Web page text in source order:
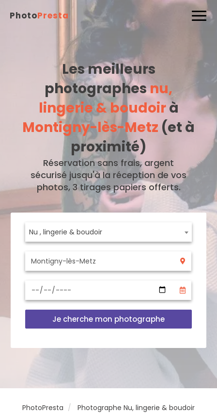
PhotoPresta
Les meilleurs
photographesnu,
lingerie & boudoirà
Montigny-lès-Metz (et à
proximité)
Réservation sans frais, argent
sécurisé jusqu'à la réception de vos
photos, 3 tirages papiers offerts.
Nu , lingerie & boudoir
Je cherche mon photographe
PhotoPresta
Photographe Nu, lingerie & boudoir